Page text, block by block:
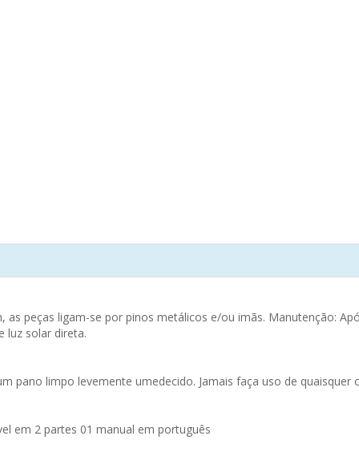
peças ligam-se por pinos metálicos e/ou imãs. Manutenção:
luz solar direta.
pano limpo levemente umedecido. Jamais faça uso de
em 2 partes 01 manual em português